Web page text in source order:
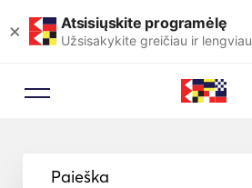
× Atsisiųskite programėlę
Užsisakykite greičiau ir lengviau
Paieška